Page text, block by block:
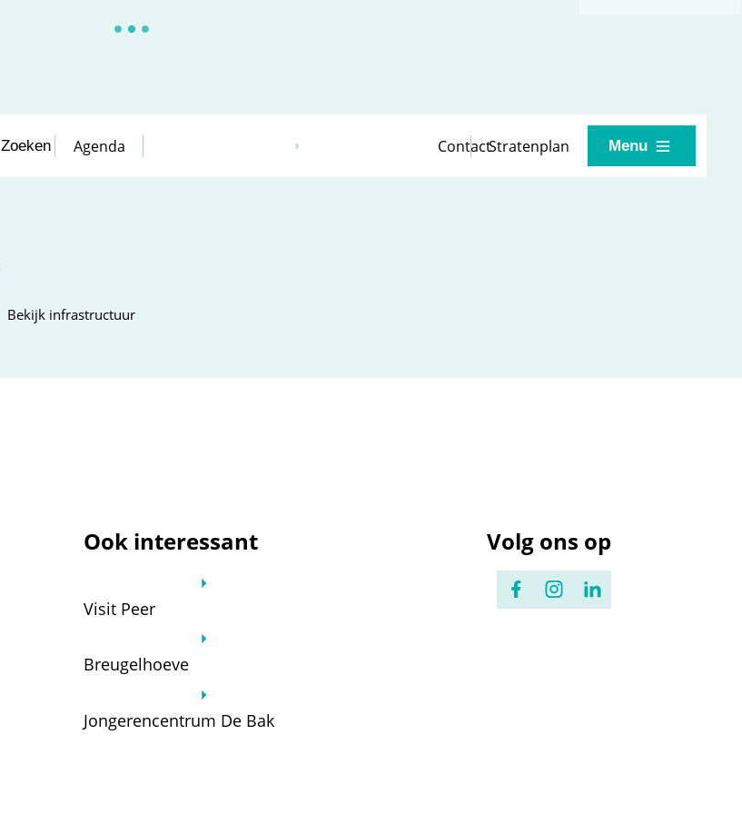
Zoeken Agenda ContactStratenplan Menu
Bekijk infrastructuur
Ook interessant
Visit Peer
Breugelhoeve
Jongerencentrum De Bak
Volg ons op
FacebookInstagramLinkedIn